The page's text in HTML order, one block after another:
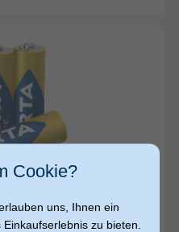
Cookie?
uns, Ihnen ein
Einkaufserlebnis zu bieten.